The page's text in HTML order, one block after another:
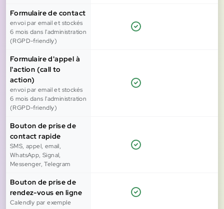
Formulaire de contact
envoi par email et stockés
6 mois dans l'administration
(RGPD-friendly)
Formulaire d'appel à
l'action (call to
action)
envoi par email et stockés
6 mois dans l'administration
(RGPD-friendly)
Bouton de prise de
contact rapide
SMS, appel, email,
WhatsApp, Signal,
Messenger, Telegram
Bouton de prise de
rendez-vous en ligne
Calendly par exemple